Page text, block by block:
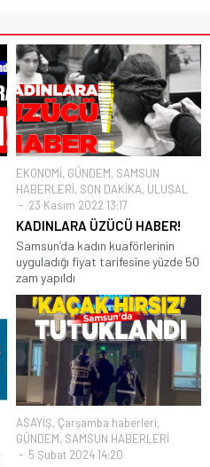
EKONOMİ, GÜNDEM, SAMSUN
HABERLERİ, SON DAKİKA, ULUSAL
23 Kasım 2022 13:17
KADINLARA ÜZÜCÜ HABER!
Samsun’da kadın kuaförlerinin
uyguladığı fiyat tarifesine yüzde 50
zam yapıldı
ASAYİŞ, Çarşamba haberleri,
GÜNDEM, SAMSUN HABERLERİ
5 Şubat 2024 14:20